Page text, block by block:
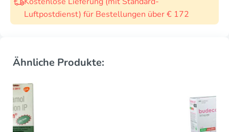
Luftpostdienst) für Bestellungen über € 172
Ähnliche Produkte: